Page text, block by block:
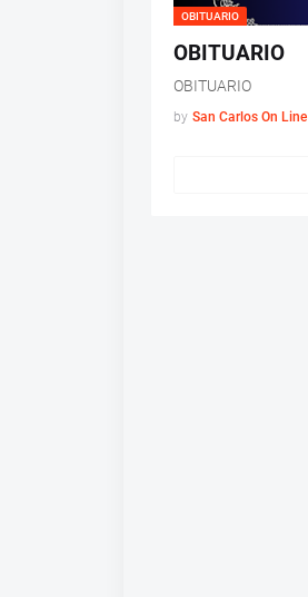
OBITUARIO
OBITUARIO
OBITUARIO
by San Carlos On Line